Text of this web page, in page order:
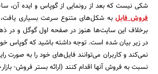
شکی نیست که بعد از رونمایی از گوپاس و ایده
فروش فایلبه شکل‌های متنوع سرعت بسیاری یافت،
برخلاف این سایت‌ها هنوز در صفحه اول گوگل و در
در زیر بیان شده است. توجه داشته باشید که گوپاس
نمی‌کند و کاربران می‌توانند فایل‌های خود را به صورت
نسبت به فروش آنها اقدام کنند (ارائه بستر فروش-